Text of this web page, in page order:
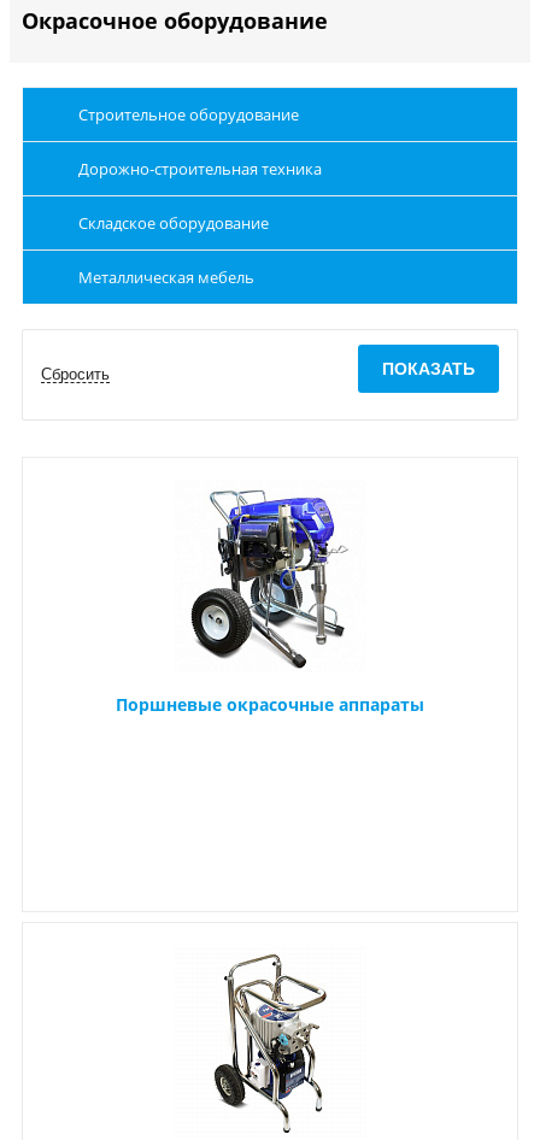
Окрасочное оборудование
Строительное оборудование
Дорожно-строительная техника
Складское оборудование
Металлическая мебель
Поршневые окрасочные аппараты